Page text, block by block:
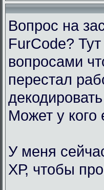
Вопрос на
FurCode?
вопросами
перестал
Может у кого
У меня
ХР, чтобы